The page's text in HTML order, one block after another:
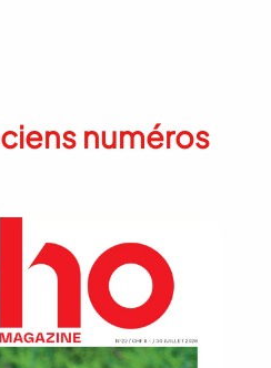
numéros